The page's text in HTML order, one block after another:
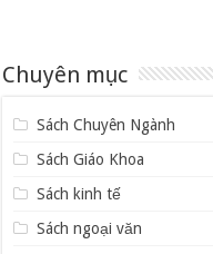
Chuyên mục
Sách Chuyên Ngành
Sách Giáo Khoa
Sách kinh tế
Sách ngoại văn